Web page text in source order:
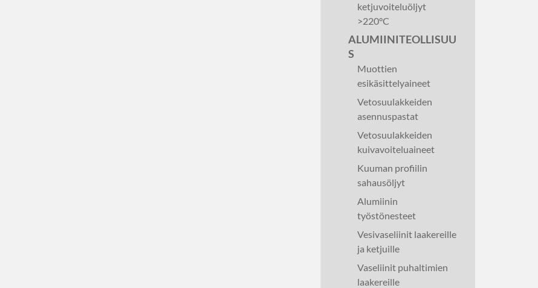
ketjuvoiteluöljyt
>220°C
ALUMIINITEOLLISUU
S
Muottien
esikäsittelyaineet
Vetosuulakkeiden
asennuspastat
Vetosuulakkeiden
kuivavoiteluaineet
Kuuman profiilin
sahausöljyt
Alumiinin
työstönesteet
Vesivaseliinit laakereille
ja ketjuille
Vaseliinit puhaltimien
laakereille